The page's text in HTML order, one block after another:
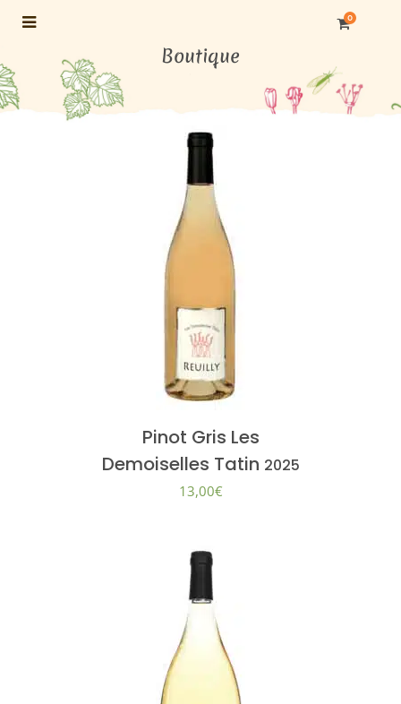
0
Boutique
Pinot Gris Les
Demoiselles Tatin 2025
13,00€